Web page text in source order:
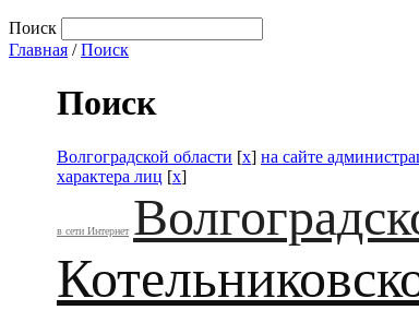
Поиск
Главная /Поиск
Поиск
Волгоградской области [x] на сайте
характера лиц [x]
в сети Интернет